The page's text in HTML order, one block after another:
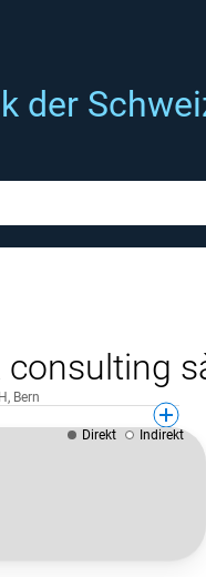
der
, Bern
Direkt Indirekt